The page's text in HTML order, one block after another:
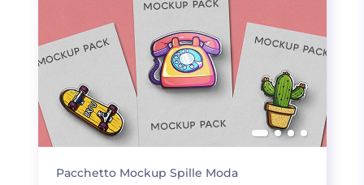
Pacchetto Mockup Spille Moda